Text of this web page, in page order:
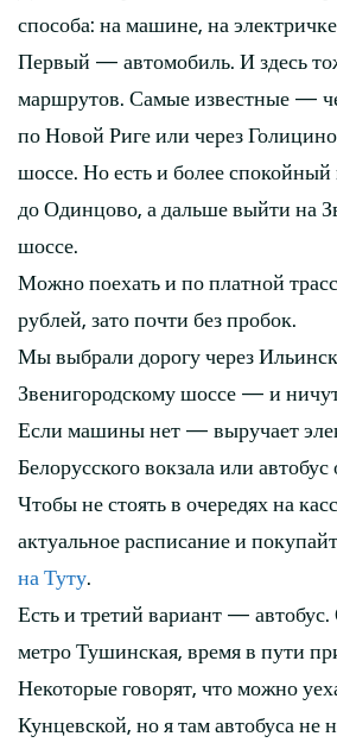
способа: на машине, на
Первый — автомобиль. И здесь
маршрутов. Самые известные —
по Новой Риге или через
шоссе. Но есть и более спокойный
до Одинцово, а дальше выйти на
шоссе.
Можно поехать и по платной
рублей, зато почти без пробок.
Мы выбрали дорогу через
Звенигородскому шоссе — и
Если машины нет — выручает
Белорусского вокзала или
Чтобы не стоять в очередях на
актуальное расписание и
на Туту.
Есть и третий вариант — автобус.
метро Тушинская, время в пути
Некоторые говорят, что можно
Кунцевской, но я там автобуса не